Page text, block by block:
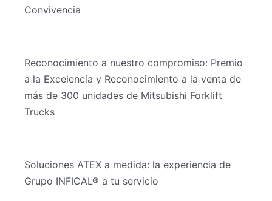
Convivencia
Reconocimiento a nuestro compromiso: Premio
a la Excelencia y Reconocimiento a la venta de
más de 300 unidades de Mitsubishi Forklift
Trucks
Soluciones ATEX a medida: la experiencia de
Grupo INFICAL® a tu servicio